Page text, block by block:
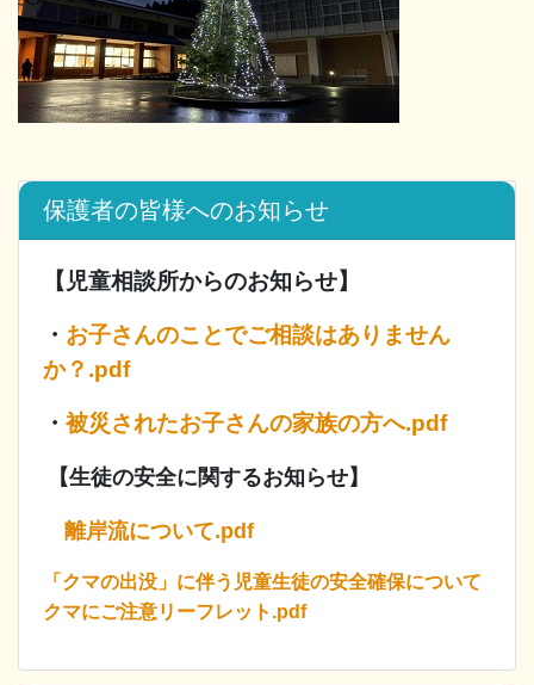
保護者の皆様へのお知らせ
【児童相談所からのお知らせ】
・ お子さんのことでご相談はありません
か？.pdf
・被災されたお子さんの家族の方へ.pdf
【生徒の安全に関するお知らせ】
離岸流について.pdf
「クマの出没」に伴う児童生徒の安全確保について
クマにご注意リーフレット.pdf